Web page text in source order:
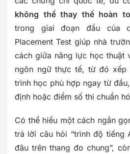
không thể thay thế hoàn
trong giai đoạn đầu của
Placement Test giúp nhà
cách giữa năng lực học thuật
ngôn ngữ thực tế, từ đó
trình học phù hợp ngay từ
định hoặc điểm số thi chuẩn
Có thể hiểu một cách ngắn
trả lời câu hỏi “trình độ tiếng
đâu trên thang đo chung”,